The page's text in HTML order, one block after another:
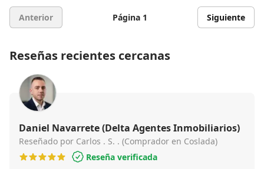
Anterior Página 1 Siguiente
Reseñas recientes cercanas
Daniel Navarrete (Delta Agentes Inmobiliarios)
Reseñado por Carlos . S. . (Comprador en Coslada)
Reseña verificada